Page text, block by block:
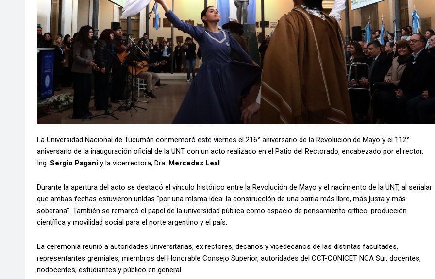
La Universidad Nacional de Tucumán conmemoró este viernes el 216° aniversario de la Revolución de Mayo y el 112°
aniversario de la inauguración oficial de la UNT con un acto realizado en el Patio del Rectorado, encabezado por el rector,
Ing. Sergio Pagani y la vicerrectora, Dra. Mercedes Leal .
Durante la apertura del acto se destacó el vínculo histórico entre la Revolución de Mayo y el nacimiento de la UNT, al señalar
que ambas fechas estuvieron unidas “por una misma idea: la construcción de una patria más libre, más justa y más
soberana”. También se remarcó el papel de la universidad pública como espacio de pensamiento crítico, producción
científica y movilidad social para el norte argentino y el país.
La ceremonia reunió a autoridades universitarias, ex rectores, decanos y vicedecanos de las distintas facultades,
representantes gremiales, miembros del Honorable Consejo Superior, autoridades del CCT-CONICET NOA Sur, docentes,
nodocentes, estudiantes y público en general.